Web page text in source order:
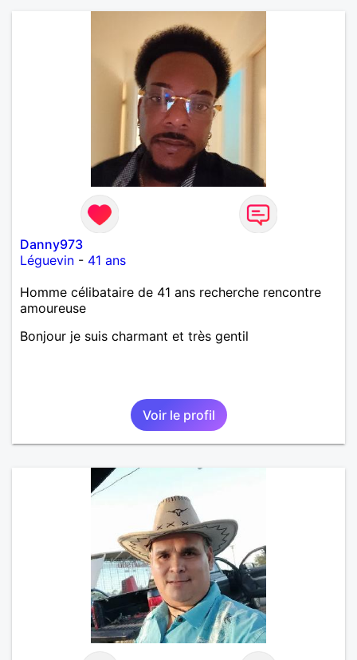
autant être trop locace. Je suis bourré de qualités
avec très peu de défauts. Je suis altruiste,
bienveillant, empathique, attentionné, honnête,
respectueux, doux de caractère et compréhensif : je
laisse « glisser » beaucoup de choses. Mais ne vous
m’éprenez pas Mesdames, si une personne que
j’aime me trahit une fois, il n’y aura pas de seconde
chance et je l’effacerai à « vitam eternam ».
Néanmoins, je suis un tout petit peu maniaque ainsi
qu’impatient. J’essaye de faire des efforts. Rien de
bien dramatique ! Du moins je le pense……Je suis un
homme facile à vivre. À vous si vous le souhaitez,
d’apprendre à me connaître davantage. J’en serai
ravi….A très bientôt je l’espère.
Danny973
Léguevin - 41 ans
Homme célibataire de 41 ans recherche rencontre
amoureuse
Bonjour je suis charmant et très gentil
Voir le profil